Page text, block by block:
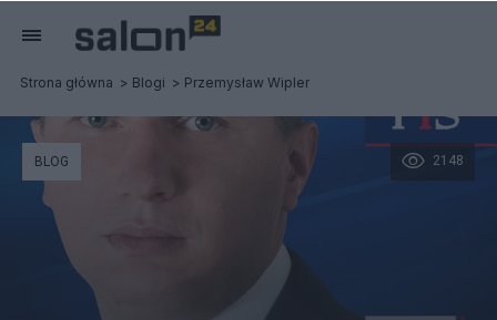
Strona główna Blogi Przemysław Wipler
2148
BLOG